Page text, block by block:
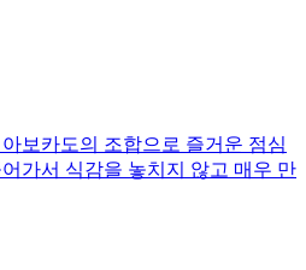
보카도의 조합으로 즐거운 점심
가서 식감을 놓치지 않고 매우 만